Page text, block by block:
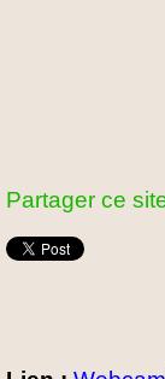
Partager ce